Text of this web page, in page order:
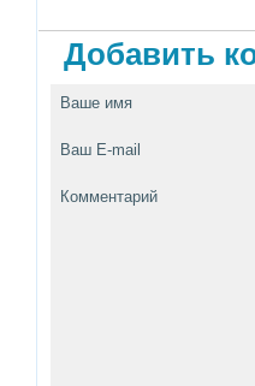
Добавить
Ваше имя
Ваш E-mail
Комментарий